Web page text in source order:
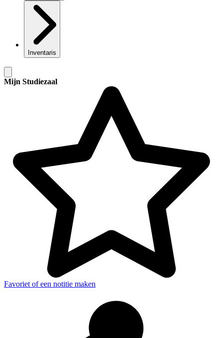
Inventaris
Mijn Studiezaal
Favoriet of een notitie maken